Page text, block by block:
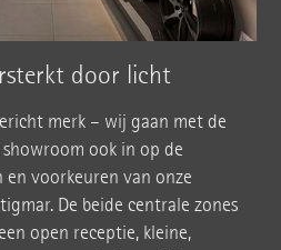
door licht
merk – wij gaan met de
ook in op de
voorkeuren van onze
De beide centrale zones
open receptie, kleine,